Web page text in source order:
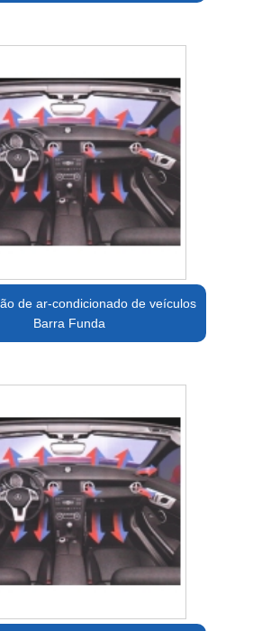
de ar-condicionado de veículos
Barra Funda